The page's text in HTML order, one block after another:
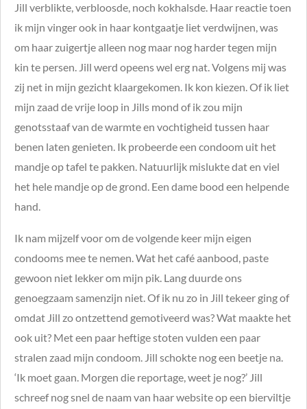
Jill verblikte, verbloosde, noch kokhalsde. Haar reactie toen
ik mijn vinger ook in haar kontgaatje liet verdwijnen, was
om haar zuigertje alleen nog maar nog harder tegen mijn
kin te persen. Jill werd opeens wel erg nat. Volgens mij was
zij net in mijn gezicht klaargekomen. Ik kon kiezen. Of ik liet
mijn zaad de vrije loop in Jills mond of ik zou mijn
genotsstaaf van de warmte en vochtigheid tussen haar
benen laten genieten. Ik probeerde een condoom uit het
mandje op tafel te pakken. Natuurlijk mislukte dat en viel
het hele mandje op de grond. Een dame bood een helpende
hand.
Ik nam mijzelf voor om de volgende keer mijn eigen
condooms mee te nemen. Wat het café aanbood, paste
gewoon niet lekker om mijn pik. Lang duurde ons
genoegzaam samenzijn niet. Of ik nu zo in Jill tekeer ging of
omdat Jill zo ontzettend gemotiveerd was? Wat maakte het
ook uit? Met een paar heftige stoten vulden een paar
stralen zaad mijn condoom. Jill schokte nog een beetje na.
‘Ik moet gaan. Morgen die reportage, weet je nog?’ Jill
schreef nog snel de naam van haar website op een bierviltje